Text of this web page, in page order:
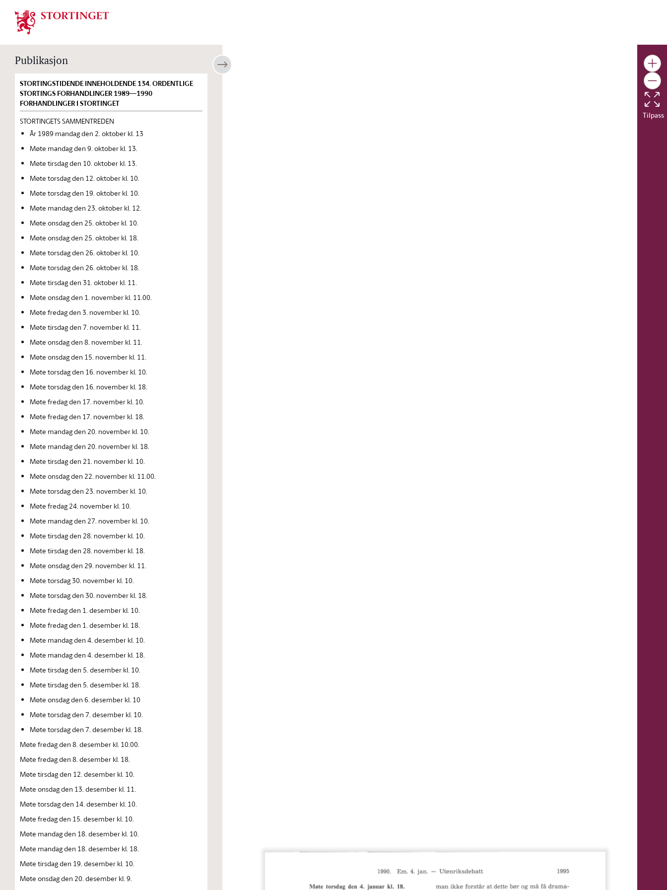
Stortinget.no
Publikasjon
STORTINGSTIDENDE INNEHOLDENDE 134. ORDENTLIGE
STORTINGS FORHANDLINGER 1989—1990
FORHANDLINGER I STORTINGET
STORTINGETS SAMMENTREDEN
År 1989 mandag den 2. oktober kl. 13
Møte mandag den 9. oktober kl. 13.
Møte tirsdag den 10. oktober kl. 13.
Møte torsdag den 12. oktober kl. 10.
Møte torsdag den 19. oktober kl. 10.
Møte mandag den 23. oktober kl. 12.
Møte onsdag den 25. oktober kl. 10.
Møte onsdag den 25. oktober kl. 18.
Møte torsdag den 26. oktober kl. 10.
Møte torsdag den 26. oktober kl. 18.
Møte tirsdag den 31. oktober kl. 11.
Møte onsdag den 1. november kl. 11.00.
Møte fredag den 3. november kl. 10.
Møte tirsdag den 7. november kl. 11.
Møte onsdag den 8. november kl. 11.
Møte onsdag den 15. november kl. 11.
Møte torsdag den 16. november kl. 10.
Møte torsdag den 16. november kl. 18.
Møte fredag den 17. november kl. 10.
Møte fredag den 17. november kl. 18.
Møte mandag den 20. november kl. 10.
Møte mandag den 20. november kl. 18.
Møte tirsdag den 21. november kl. 10.
Møte onsdag den 22. november kl. 11.00.
Møte torsdag den 23. november kl. 10.
Møte fredag 24. november kl. 10.
Møte mandag den 27. november kl. 10.
Møte tirsdag den 28. november kl. 10.
Møte tirsdag den 28. november kl. 18.
Møte onsdag den 29. november kl. 11.
Møte torsdag 30. november kl. 10.
Møte torsdag den 30. november kl. 18.
Møte fredag den 1. desember kl. 10.
Møte fredag den 1. desember kl. 18.
Møte mandag den 4. desember kl. 10.
Møte mandag den 4. desember kl. 18.
Møte tirsdag den 5. desember kl. 10.
Møte tirsdag den 5. desember kl. 18.
Møte onsdag den 6. desember kl. 10
Møte torsdag den 7. desember kl. 10.
Møte torsdag den 7. desember kl. 18.
Møte fredag den 8. desember kl. 10.00.
Møte fredag den 8. desember kl. 18.
Møte tirsdag den 12. desember kl. 10.
Møte onsdag den 13. desember kl. 11.
Møte torsdag den 14. desember kl. 10.
Møte fredag den 15. desember kl. 10.
Møte mandag den 18. desember kl. 10.
Møte mandag den 18. desember kl. 18.
Møte tirsdag den 19. desember kl. 10.
Møte onsdag den 20. desember kl. 9.